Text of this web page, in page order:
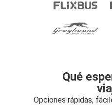
Qué
Opciones rápidas,